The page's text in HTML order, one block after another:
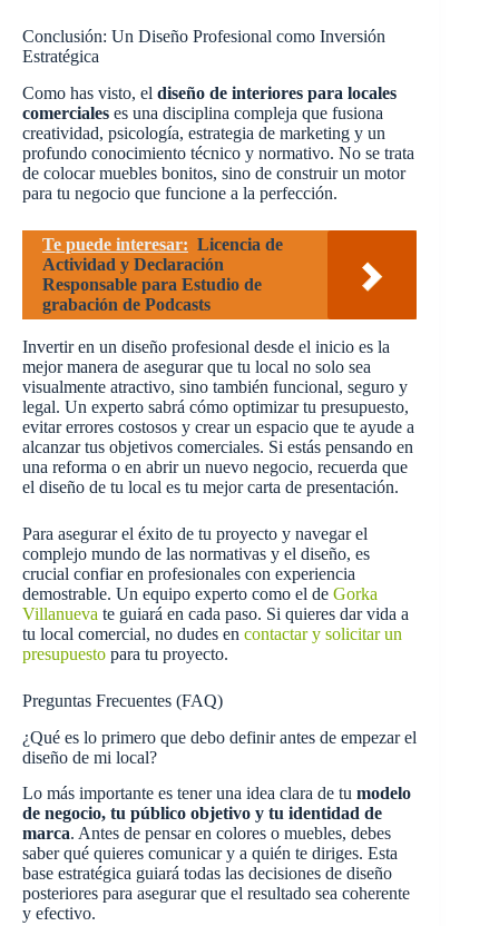
Conclusión: Un Diseño Profesional como Inversión
Estratégica
Como has visto, el diseño de interiores para locales
comerciales es una disciplina compleja que fusiona
creatividad, psicología, estrategia de marketing y un
profundo conocimiento técnico y normativo. No se trata
de colocar muebles bonitos, sino de construir un motor
para tu negocio que funcione a la perfección.
Te puede interesar: Licencia de
Actividad y Declaración
Responsable para Estudio de
grabación de Podcasts
Invertir en un diseño profesional desde el inicio es la
mejor manera de asegurar que tu local no solo sea
visualmente atractivo, sino también funcional, seguro y
legal. Un experto sabrá cómo optimizar tu presupuesto,
evitar errores costosos y crear un espacio que te ayude a
alcanzar tus objetivos comerciales. Si estás pensando en
una reforma o en abrir un nuevo negocio, recuerda que
el diseño de tu local es tu mejor carta de presentación.
Para asegurar el éxito de tu proyecto y navegar el
complejo mundo de las normativas y el diseño, es
crucial confiar en profesionales con experiencia
demostrable. Un equipo experto como el de Gorka
Villanueva te guiará en cada paso. Si quieres dar vida a
tu local comercial, no dudes en contactar y solicitar un
presupuesto para tu proyecto.
Preguntas Frecuentes (FAQ)
¿Qué es lo primero que debo definir antes de empezar el
diseño de mi local?
Lo más importante es tener una idea clara de tu modelo
de negocio, tu público objetivo y tu identidad de
marca. Antes de pensar en colores o muebles, debes
saber qué quieres comunicar y a quién te diriges. Esta
base estratégica guiará todas las decisiones de diseño
posteriores para asegurar que el resultado sea coherente
y efectivo.